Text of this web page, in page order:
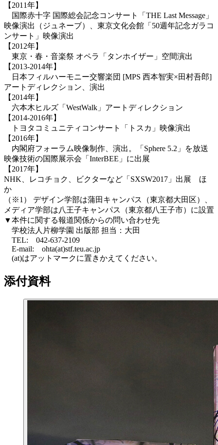
【2011年】
国際赤十字 国際総会記念コンサート「THE Last Message」
映像演出（ジュネーブ）、東京文化会館「50週年記念ガラコ
ンサート」映像演出
【2012年】
東京・春・音楽祭 オペラ「タンホイザー」空間演出
【2013-2014年】
日本フィルハーモニー交響楽団 [MPS 西本智実×田村吾郎]
アートディレクション、演出
【2014年】
六本木ヒルズ「WestWalk」アートディレクション
【2014-2016年】
トヨタコミュニティコンサート「トスカ」映像演出
【2016年】
内閣府フォーラム映像制作、演出。「Sphere 5.2」を放送
映像技術の国際展示会「InterBEE」に出展
【2017年】
NHK、レコチョク、ビクターなど「SXSW2017」出展 ほ
か
（※1） デザイン学部は蒲田キャンパス（東京都大田区）、
メディア学部は八王子キャンパス（東京都八王子市）に設置
▼本件に関する報道関係からの問い合わせ先
学校法人片柳学園 出版部 担当：大田
TEL: 042-637-2109
E-mail: ohta(at)stf.teu.ac.jp
(at)はアットマークに置きかえてください。
添付資料